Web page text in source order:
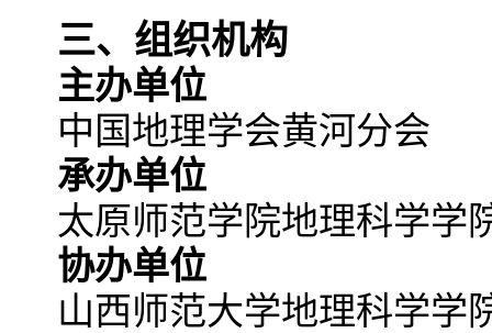
三、组织机构
主办单位
中国地理学会黄河分会
承办单位
太原师范学院地理科学学
协办单位
山西师范大学地理科学学